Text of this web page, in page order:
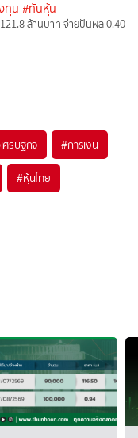
ทุน #ทันหุ้น
121.8 ล้านบาท จ่ายปันผล 0.40
ศรษฐกิจ #การเงิน
#หุ้นไทย